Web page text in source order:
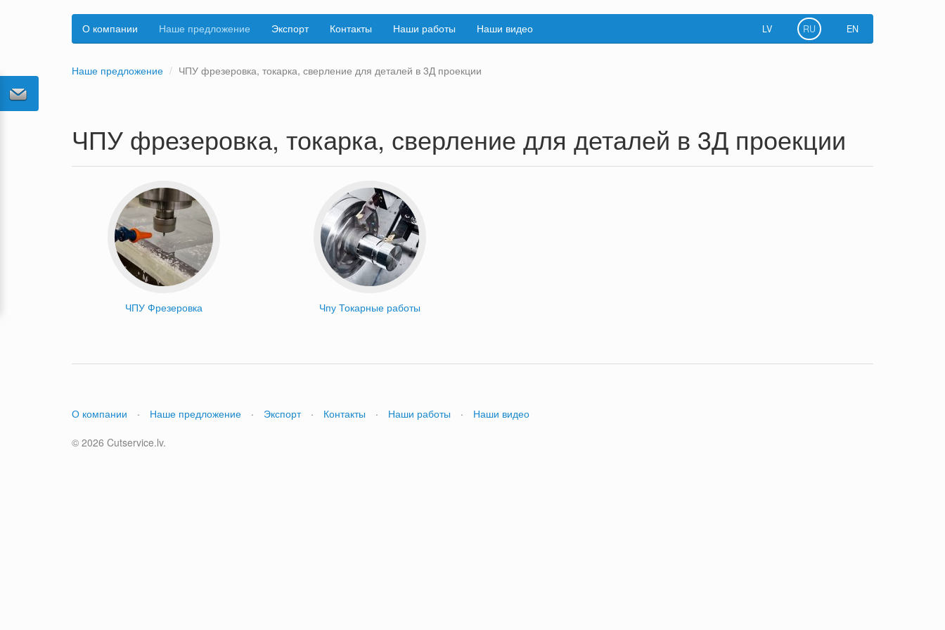
LV RU EN
О компании Наше предложение Экспорт Контакты Наши работы Наши видео
Наше предложение ЧПУ фрезеровка, токарка, сверление для деталей в 3Д проекции
ЧПУ фрезеровка, токарка, сверление для деталей в 3Д проекции
ЧПУ Фрезеровка Чпу Токарные работы
О компании · Наше предложение · Экспорт · Контакты · Наши работы · Наши видео
© 2026 Cutservice.lv.